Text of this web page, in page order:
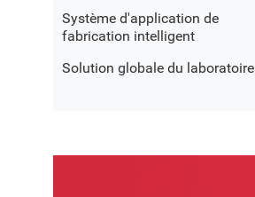
Système d'application de
fabrication intelligent
Solution globale du laboratoire